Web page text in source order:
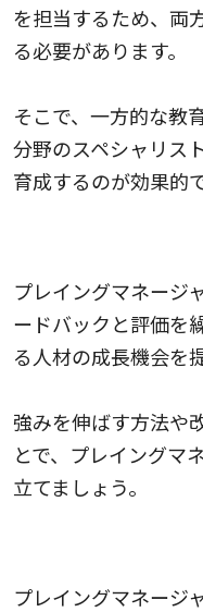
を担当するため、両
る必要があります。
そこで、一方的な教
分野のスペシャリス
育成するのが効果的で
プレイングマネージ
ードバックと評価を
る人材の成長機会を
強みを伸ばす方法や
とで、プレイングマ
立てましょう。
プレイングマネージ